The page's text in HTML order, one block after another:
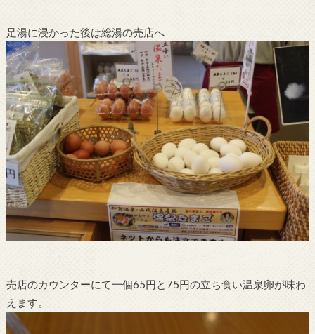
足湯に浸かった後は総湯の売店へ
売店のカウンターにて一個65円と75円の立ち食い温泉卵が味わ
えます。